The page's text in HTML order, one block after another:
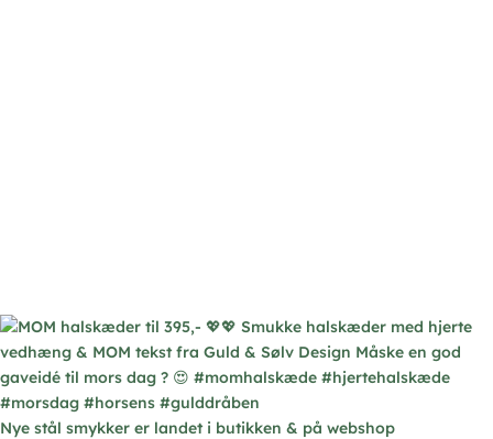
Nye stål smykker er landet i butikken & på webshop